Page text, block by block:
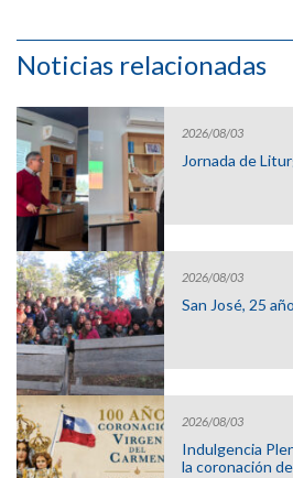
Noticias relacionadas
2026/08/03
Jornada de
2026/08/03
San José, 25
2026/08/03
Indulgencia
la coronación